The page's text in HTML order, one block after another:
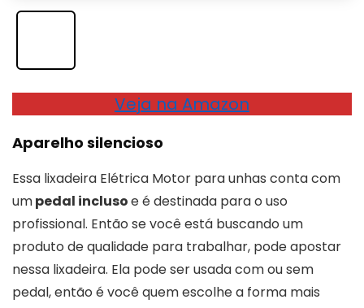
Veja na Amazon
Aparelho silencioso
Essa lixadeira Elétrica Motor para unhas conta com
umpedal inclusoe é destinada para o uso
profissional. Então se você está buscando um
produto de qualidade para trabalhar, pode apostar
nessa lixadeira. Ela pode ser usada com ou sem
pedal, então é você quem escolhe a forma mais